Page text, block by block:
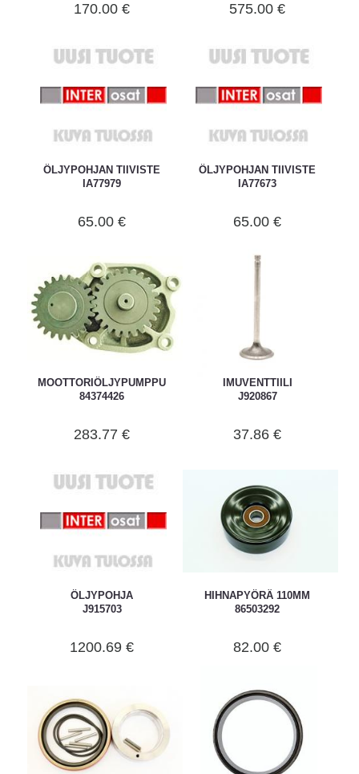
170.00 € 575.00 €
ÖLJYPOHJAN TIIVISTE
IA77979
65.00 €
ÖLJYPOHJAN TIIVISTE
IA77673
65.00 €
MOOTTORIÖLJYPUMPPU
84374426
283.77 €
IMUVENTTIILI
J920867
37.86 €
ÖLJYPOHJA
J915703
1200.69 €
HIHNAPYÖRÄ 110MM
86503292
82.00 €